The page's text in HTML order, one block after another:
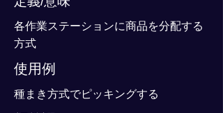
各作業ステーションに商品を分配する
方式
使用例
種まき方式でピッキングする